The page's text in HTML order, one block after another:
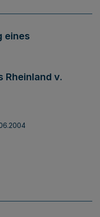
eines
Rheinland v.